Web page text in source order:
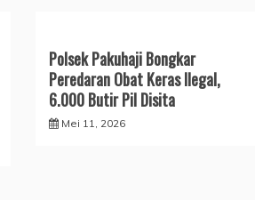
Polsek Pakuhaji Bongkar
Peredaran Obat Keras Ilegal,
6.000 Butir Pil Disita
Mei 11, 2026